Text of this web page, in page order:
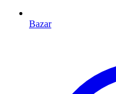
Bazar